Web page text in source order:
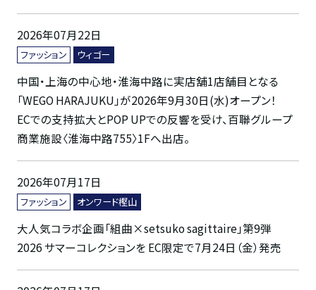
2026年07月22日
ファッション ウィゴー
中国・上海の中心地・淮海中路に実店舖1店舗目となる
「WEGO HARAJUKU」が2026年9月30日(水)オープン！
ECでの支持拡大とPOP UPでの反響を受け、百聯グループ
商業施設〈淮海中路755〉1Fへ出店。
2026年07月17日
ファッション オンワード樫山
大人気コラボ企画「組曲×setsuko sagittaire」第9弾
2026 サマーコレクションを EC限定で7月24日（金）発売